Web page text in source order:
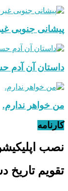
پیشانی جنوبی
داستان آن آدم
من خواهر ندارم.
کارنامه
نصب
تقویم تاریخ